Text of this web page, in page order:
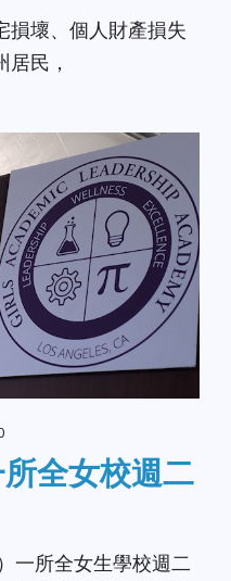
損壞、個人財產損失
民，
全女校週二
一所全女生學校週二